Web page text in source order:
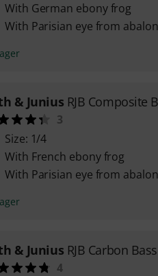
With German ebony frog
With Parisian eye from
& Junius RJB Composite
3
Size: 1/4
With French ebony frog
With Parisian eye from
& Junius RJB Carbon
4